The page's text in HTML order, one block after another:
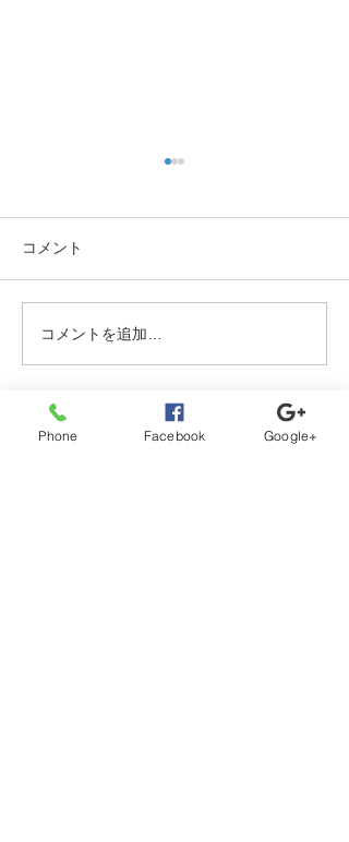
11月の予定 矯正日11月12日
です。 その他は今月はなしで
います。
コメント
コメントを追加…
Phone Facebook Google+